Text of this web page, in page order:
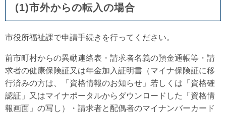
(1)市外からの転入の場合
市役所福祉課で申請手続きを行ってください。
前市町村からの異動連絡表・請求者名義の預金通帳等・請
求者の健康保険証又は年金加入証明書（マイナ保険証に移
行済みの方は、「資格情報のお知らせ」若しくは「資格確
認証」又はマイナポータルからダウンロードした「資格情
報画面」の写し）・請求者と配偶者のマイナンバーカード